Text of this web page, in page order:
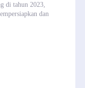
di tahun 2023,
dan